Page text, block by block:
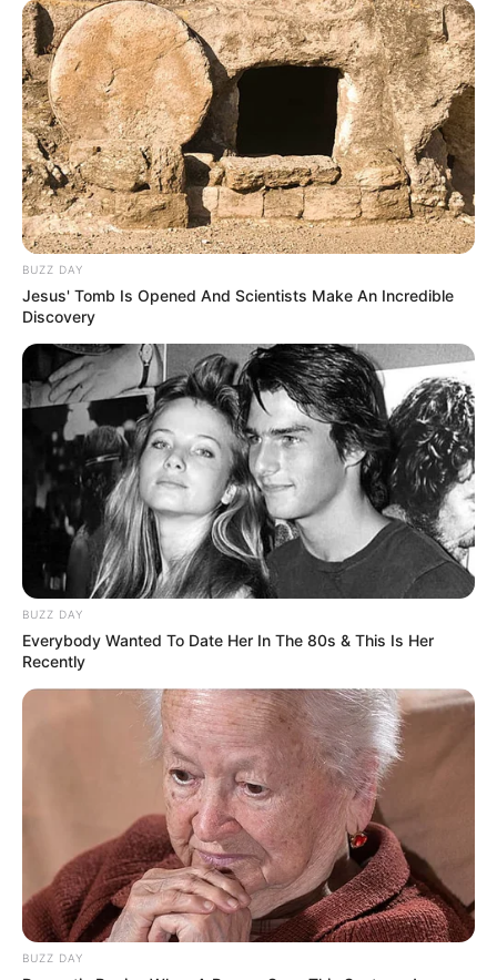
confirmar casos de dengue e
Vigilância em Saúde alerta a
população
Entre as ações para evitar a proliferação do mosquito,
estão a eliminação de recipientes com água parada;
limpeza de quintais, caixas d’água, reservatórios, calhas,
entre outros.
Fonte: Assessoria
ShareFacebookWhatsAppTelegramMessenger
X
Entre as ações para evitar a proliferação do mosquito, estão a
eliminação de recipientes com água parada; limpeza de quintais,
caixas d’água, reservatórios, calhas, entre outros; evitar acúmulo
de lixo; usar repelentes e instalar telas nas janelas
BUZZ DAY
Jesus' Tomb Is Opened And Scientists Make An Incredible
Discovery
BUZZ DAY
Everybody Wanted To Date Her In The 80s & This Is Her
Recently
BUZZ DAY